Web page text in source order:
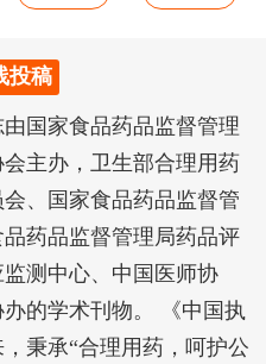
投稿
由国家食品药品监督管理
主办，卫生部合理用药
、国家食品药品监督管
药品监督管理局药品评
测中心、中国医师协
的学术刊物。 《中国执
秉承“合理用药，呵护公